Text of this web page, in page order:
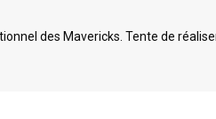
des Mavericks. Tente de